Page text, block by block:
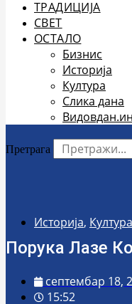
ТРАДИЦИЈА
СВЕТ
ОСТАЛО
Бизнис
Историја
Култура
Слика дана
Претрага
Историја, Култура
Порука Лазе
септембар 18,
15:52